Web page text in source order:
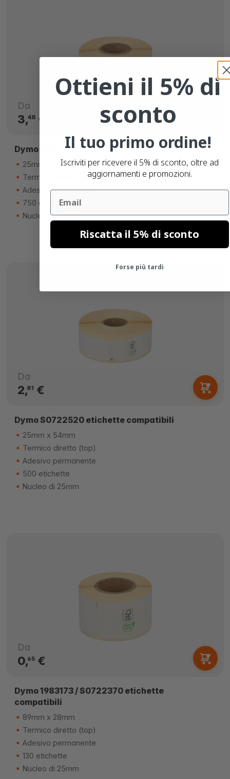
Da
3,48€
Dymo S0929120 etichette compatibili
25mm x 25mm
Termico diretto (top)
Adesivo permanente
750 etichette
Nucleo di 25mm
Da
2,81 €
Dymo S0722520 etichette compatibili
25mm x 54mm
Termico diretto (top)
Adesivo permanente
500 etichette
Nucleo di 25mm
Da
0,65€
Dymo 1983173 / S0722370 etichette
compatibili
89mm x 28mm
Termico diretto (top)
Adesivo permanente
130 etichette
Nucleo di 25mm
Ottieni il 5% di
sconto
Il tuo primo ordine!
Iscriviti per ricevere il 5% di sconto, oltre ad
aggiornamenti e promozioni.
Email
Riscatta il 5% di sconto
Forse più tardi